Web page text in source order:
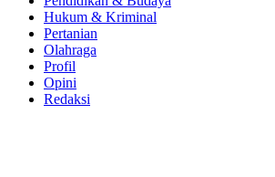
Hukum & Kriminal
Pertanian
Olahraga
Profil
Opini
Redaksi